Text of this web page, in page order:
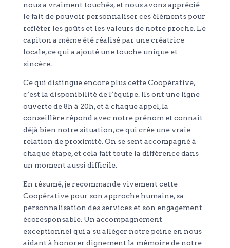
nous a vraiment touchés, et nous avons apprécié
le fait de pouvoir personnaliser ces éléments pour
refléter les goûts et les valeurs de notre proche. Le
capiton a même été réalisé par une créatrice
locale, ce qui a ajouté une touche unique et
sincère.
Ce qui distingue encore plus cette Coopérative,
c’est la disponibilité de l’équipe. Ils ont une ligne
ouverte de 8h à 20h, et à chaque appel, la
conseillère répond avec notre prénom et connaît
déjà bien notre situation, ce qui crée une vraie
relation de proximité. On se sent accompagné à
chaque étape, et cela fait toute la différence dans
un moment aussi difficile.
En résumé, je recommande vivement cette
Coopérative pour son approche humaine, sa
personnalisation des services et son engagement
écoresponsable. Un accompagnement
exceptionnel qui a su alléger notre peine en nous
aidant à honorer dignement la mémoire de notre